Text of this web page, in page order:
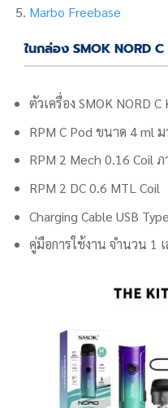
Marbo Freebase
ในกล่อง SMOK NORD
ตัวเครื่อง SMOK NORD
RPM C Pod ขนาด 4 ml
RPM 2 Mech 0.16 Coil
RPM 2 DC 0.6 MTL Coil
Charging Cable USB
คู่มือการใช้งาน จำนวน 1